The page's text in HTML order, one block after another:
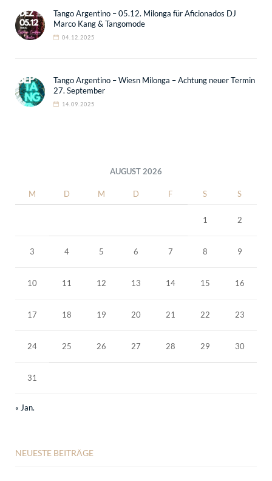
Tango Argentino – 05.12. Milonga für Aficionados DJ
Marco Kang & Tangomode
04.12.2025
Tango Argentino – Wiesn Milonga – Achtung neuer Termin
27. September
14.09.2025
AUGUST 2026
M D M D F S S
1 2
3 4 5 6 7 8 9
10 11 12 13 14 15 16
17 18 19 20 21 22 23
24 25 26 27 28 29 30
31
« Jan.
NEUESTE BEITRÄGE